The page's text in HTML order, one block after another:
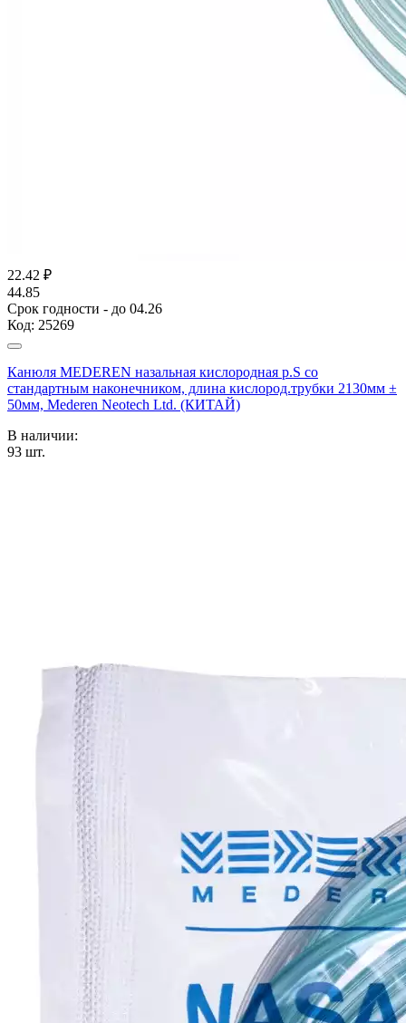
22.42 ₽
44.85
Срок годности - до 04.26
Код: 25269
Канюля MEDEREN назальная кислородная р.S со
стандартным наконечником, длина кислород.трубки 2130мм ±
50мм, Mederen Neotech Ltd. (КИТАЙ)
В наличии:
93 шт.